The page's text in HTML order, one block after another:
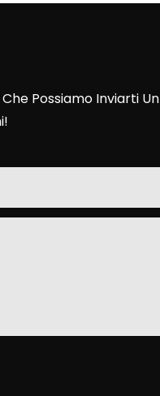
Possiamo Inviarti Un